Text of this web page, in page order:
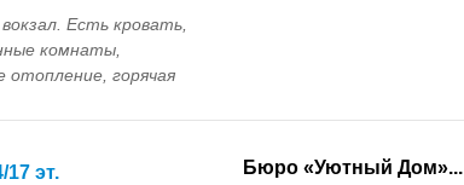
Есть кровать,
комнаты,
отопление, горячая
17 эт.
Бюро «Уютный Дом»...